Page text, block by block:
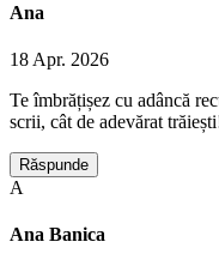
Ana
18 Apr. 2026
Te îmbrățișez cu adâncă
scrii, cât de adevărat
Răspunde
A
Ana Banica